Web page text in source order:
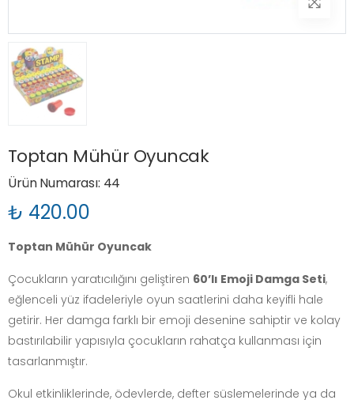
Toptan Mühür Oyuncak
Ürün Numarası: 44
₺ 420.00
Toptan Mühür Oyuncak
Çocukların yaratıcılığını geliştiren 60’lı Emoji Damga Seti,
eğlenceli yüz ifadeleriyle oyun saatlerini daha keyifli hale
getirir. Her damga farklı bir emoji desenine sahiptir ve kolay
bastırılabilir yapısıyla çocukların rahatça kullanması için
tasarlanmıştır.
Okul etkinliklerinde, ödevlerde, defter süslemelerinde ya da